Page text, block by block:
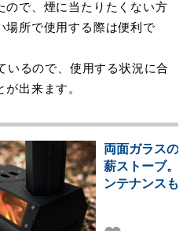
ので、煙に当たりたくない方
場所で使用する際は便利で
いるので、使用する状況に合
出来ます。